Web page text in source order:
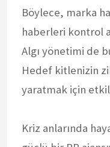
Böylece, marka
haberleri kontrol
Algı yönetimi de
Hedef kitlenizin
yaratmak için
Kriz anlarında